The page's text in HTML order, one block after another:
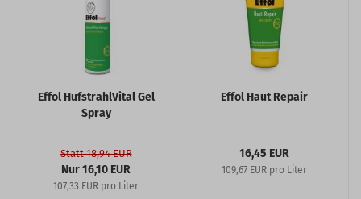
Effol HufstrahlVital Gel
Spray
Statt 18,94 EUR
Nur 16,10 EUR
107,33 EUR pro Liter
Effol Haut Repair
16,45 EUR
109,67 EUR pro Liter